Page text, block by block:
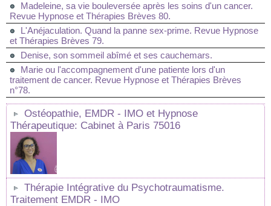
Madeleine, sa vie bouleversée après les soins d'un cancer.
Revue Hypnose et Thérapies Brèves 80.
L'Anéjaculation. Quand la panne sex-prime. Revue Hypnose
et Thérapies Brèves 79.
Denise, son sommeil abîmé et ses cauchemars.
Marie ou l'accompagnement d'une patiente lors d'un
traitement de cancer. Revue Hypnose et Thérapies Brèves
n°78.
Ostéopathie, EMDR - IMO et Hypnose
Thérapeutique: Cabinet à Paris 75016
Thérapie Intégrative du Psychotraumatisme.
Traitement EMDR - IMO